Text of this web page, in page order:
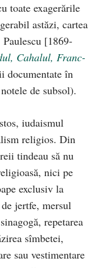
toate exagerările
astăzi, cartea
[1869-
Cahalul, Franc-
documentate în
de subsol).
iudaismul
religios. Din
tindeau să nu
nici pe
exclusiv la
jertfe, mersul
repetarea
sîmbetei,
sau vestimentare